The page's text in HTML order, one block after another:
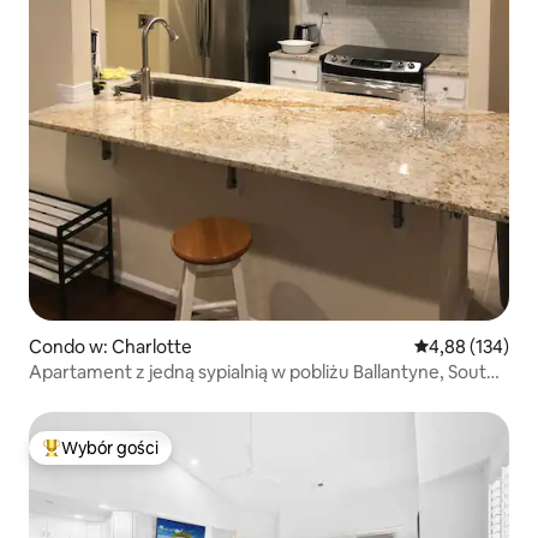
Condo w: Charlotte Średnia
4,88 (134)
Apartament z jedną sypialnią w pobliżu Ballantyne, South
Najpopularniejsze z kategorii Wybór gości
Wybór gości